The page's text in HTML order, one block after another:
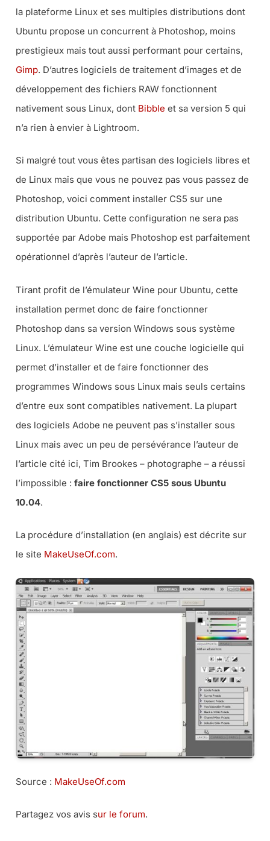
la plateforme Linux et ses multiples distributions dont
Ubuntu propose un concurrent à Photoshop, moins
prestigieux mais tout aussi performant pour certains,
Gimp. D’autres logiciels de traitement d’images et de
développement des fichiers RAW fonctionnent
nativement sous Linux, dont Bibble et sa version 5 qui
n’a rien à envier à Lightroom.
Si malgré tout vous êtes partisan des logiciels libres et
de Linux mais que vous ne pouvez pas vous passez de
Photoshop, voici comment installer CS5 sur une
distribution Ubuntu. Cette configuration ne sera pas
supportée par Adobe mais Photoshop est parfaitement
opérationnel d’après l’auteur de l’article.
Tirant profit de l’émulateur Wine pour Ubuntu, cette
installation permet donc de faire fonctionner
Photoshop dans sa version Windows sous système
Linux. L’émulateur Wine est une couche logicielle qui
permet d’installer et de faire fonctionner des
programmes Windows sous Linux mais seuls certains
d’entre eux sont compatibles nativement. La plupart
des logiciels Adobe ne peuvent pas s’installer sous
Linux mais avec un peu de persévérance l’auteur de
l’article cité ici, Tim Brookes – photographe – a réussi
l’impossible : faire fonctionner CS5 sous Ubuntu
10.04.
La procédure d’installation (en anglais) est décrite sur
le site MakeUseOf.com.
Source : MakeUseOf.com
Partagez vos avis sur le forum.